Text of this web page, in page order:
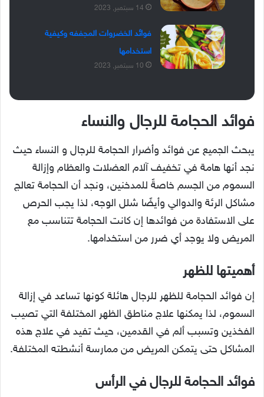
14 سبتمبر, 2023
فوائد الخضروات المجففه وكيفية
استخدامها
10 سبتمبر, 2023
فوائد الحجامة للرجال والنساء
يبحث الجميع عن فوائد وأضرار الحجامة للرجال و النساء حيث
نجد أنها هامة في تخفيف آلام العضلات والعظام وإزالة
السموم من الجسم خاصةً للمدخنين، ونجد أن الحجامة تعالج
مشاكل الرئة والدوالي وأيضًا شلل الوجه، لذا يجب الحرص
على الاستفادة من فوائدها إن كانت الحجامة تتناسب مع
المريض ولا يوجد أي ضرر من استخدامها.
أهميتها للظهر
إن فوائد الحجامة للظهر للرجال هائلة كونها تساعد في إزالة
السموم، لذا يمكنها علاج مناطق الظهر المختلفة التي تصيب
الفخذين وتسبب ألم في القدمين، حيث تفيد في علاج هذه
المشاكل حتى يتمكن المريض من ممارسة أنشطته المختلفة.
فوائد الحجامة للرجال في الرأس